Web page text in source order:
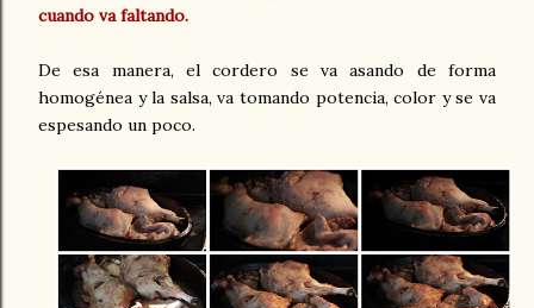
cuando va faltando.
De esa manera, el cordero se va asando de forma
homogénea y la salsa, va tomando potencia, color y se va
espesando un poco.